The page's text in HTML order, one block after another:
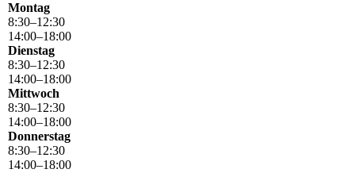
Montag
8:30–12:30
14:00–18:00
Dienstag
8:30–12:30
14:00–18:00
Mittwoch
8:30–12:30
14:00–18:00
Donnerstag
8:30–12:30
14:00–18:00